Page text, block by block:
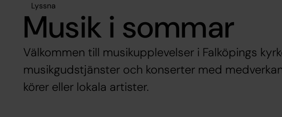
Lyssna
Musik i sommar
Välkommen till musikupplevelser i Falköpings
musikgudstjänster och konserter med
körer eller lokala artister.